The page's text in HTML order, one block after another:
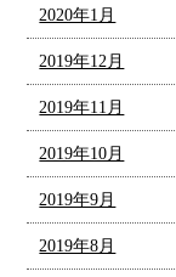
2020年1月
2019年12月
2019年11月
2019年10月
2019年9月
2019年8月